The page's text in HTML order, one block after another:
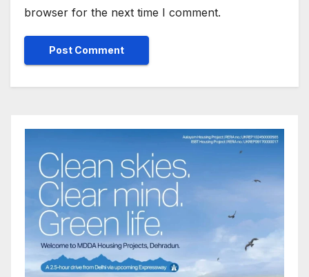
browser for the next time I comment.